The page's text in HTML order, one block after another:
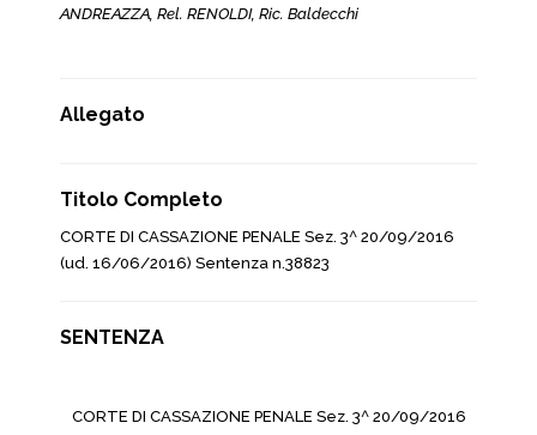
ANDREAZZA, Rel. RENOLDI, Ric. Baldecchi
Allegato
Titolo Completo
CORTE DI CASSAZIONE PENALE Sez. 3^ 20/09/2016
(ud. 16/06/2016) Sentenza n.38823
SENTENZA
CORTE DI CASSAZIONE PENALE Sez. 3^ 20/09/2016